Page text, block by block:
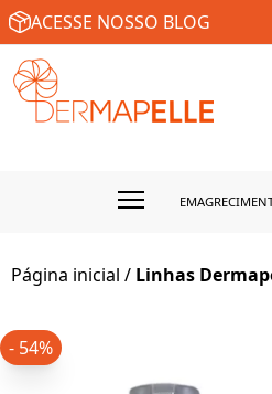
ACESSE NOSSO BLOG
SUA FARMÁCIA DE
Página inicial / Linhas
- 54%